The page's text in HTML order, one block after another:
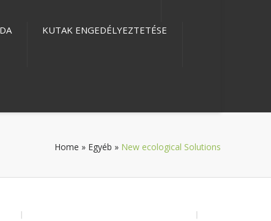
KUTAK ENGEDÉLYEZTETÉSE
Home » Egyéb » New ecological Solutions